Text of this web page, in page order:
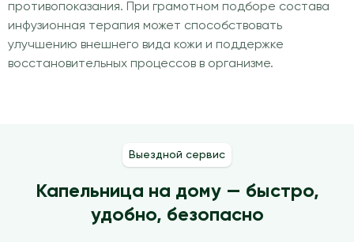
противопоказания. При грамотном подборе состава
инфузионная терапия может способствовать
улучшению внешнего вида кожи и поддержке
восстановительных процессов в организме.
Выездной сервис
Капельница на дому — быстро,
удобно, безопасно